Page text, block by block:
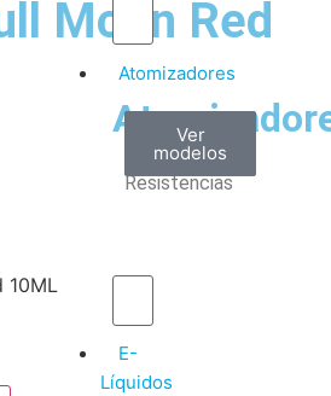
Atomizadores
Claromizadores
Ver
modelos
Reconstruíveis
Ver
modelos
Resistencias
Ver
modelos
E-
Líquidos
Moon Red
10ML